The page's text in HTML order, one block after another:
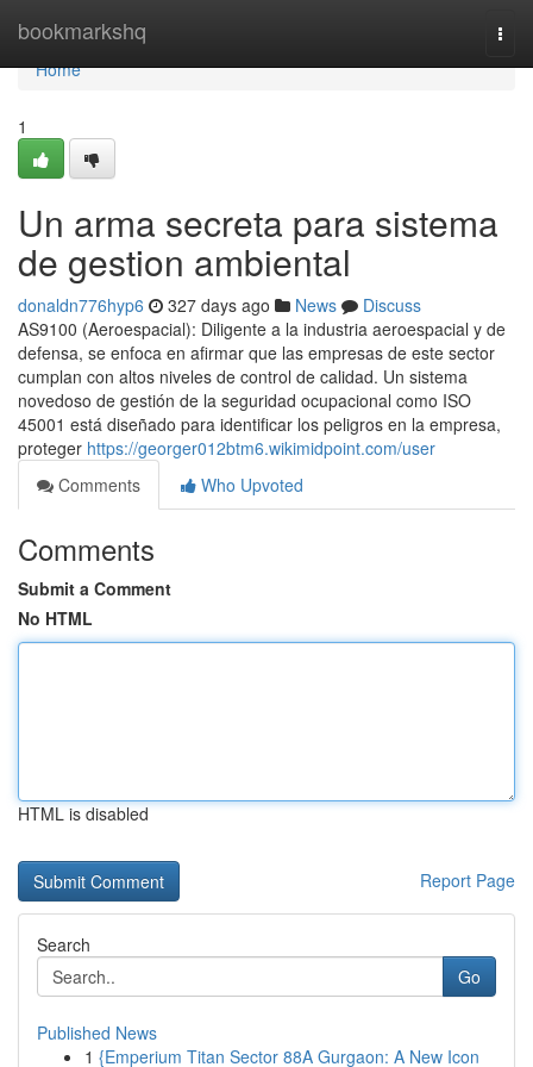
bookmarkshq
Home
Home
1
Un arma secreta para sistema
de gestion ambiental
donaldn776hyp6 327 days ago News
Discuss
AS9100 (Aeroespacial): Diligente a la industria aeroespacial y de
defensa, se enfoca en afirmar que las empresas de este sector
cumplan con altos niveles de control de calidad. Un sistema
novedoso de gestión de la seguridad ocupacional como ISO
45001 está diseñado para identificar los peligros en la empresa,
proteger https://georger012btm6.wikimidpoint.com/user
Comments
Who Upvoted
Comments
Submit a Comment
No HTML
HTML is disabled
Report Page
Search
Go
Published News
1 {Emperium Titan Sector 88A Gurgaon: A New Icon